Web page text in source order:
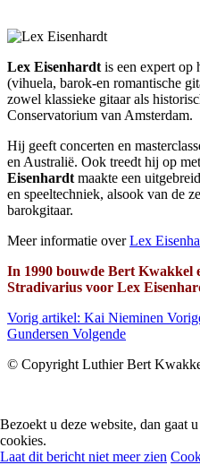
Lex Eisenhardt is een expert op
(vihuela, barok-en romantische
zowel klassieke gitaar als
Conservatorium van Amsterdam.
Hij geeft concerten en
en Australië. Ook treedt hij op
Eisenhardt maakte een
en speeltechniek, alsook van de
barokgitaar.
Meer informatie overLex
In 1990 bouwde Bert Kwakkel
Stradivarius voor Lex
Vorig artikel: Kai Nieminen
Gundersen Volgende
© Copyright Luthier Bert
Bezoekt u deze website, dan gaat
cookies.
Laat dit bericht niet meer zien